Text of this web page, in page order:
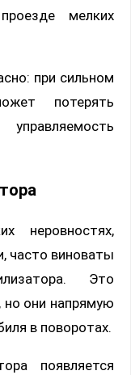
мелких
при сильном
потерять
неровностях,
часто виноваты
Это
но они напрямую
в поворотах.
появляется